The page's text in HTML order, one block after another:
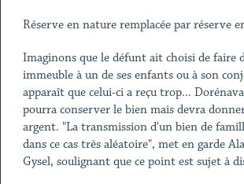
Réserve en nature remplacée par réserve
Imaginons que le défunt ait choisi de faire
immeuble à un de ses enfants ou à son
apparaît que celui-ci a reçu trop...
pourra conserver le bien mais devra
argent. "La transmission d'un bien de
dans ce cas très aléatoire", met en garde
Gysel, soulignant que ce point est sujet à